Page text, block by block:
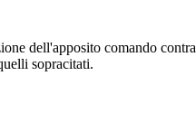
dell'apposito comando
sopracitati.